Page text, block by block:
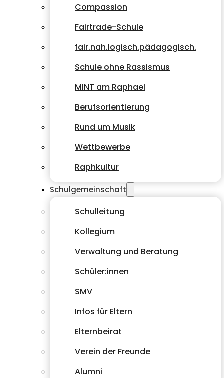
Compassion
Fairtrade-Schule
fair.nah.logisch.pädagogisch.
Schule ohne Rassismus
MINT am Raphael
Berufsorientierung
Rund um Musik
Wettbewerbe
Raphkultur
Schulgemeinschaft
Schulleitung
Kollegium
Verwaltung und Beratung
Schüler:innen
SMV
Infos für Eltern
Elternbeirat
Verein der Freunde
Alumni